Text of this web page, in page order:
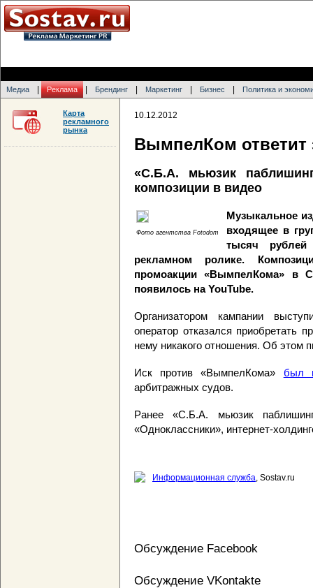
Медиа Реклама Брендинг Маркетинг Бизнес Политика и
10.12.2012
ВымпелКом ответит
«С.Б.А. мьюзик
композиции в видео
Фото агентства Fotodom
Музыкальное
входящее в
тысяч
рекламном ролике.
промоакции «ВымпелКома» в
появилось на YouTube.
Организатором кампании
оператор отказался приобретать
нему никакого отношения. Об этом
Иск против «ВымпелКома» был
арбитражных судов.
Ранее «С.Б.А. мьюзик
«Одноклассники», интернет-
Информационная служба, Sostav.ru
Обсуждение Facebook
Обсуждение VKontakte
Карта
рекламного
рынка